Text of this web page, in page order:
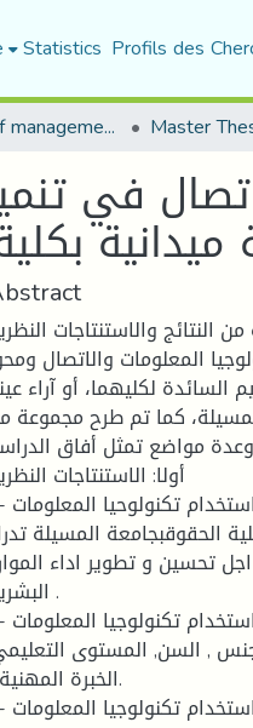
Statistics Profils des
Department of management sciences Master
في
والاستنتاجات
المعلومات والاتصال
السائدة لكليهما، أو آراء
كما تم طرح مجموعة
وعدة مواضع تمثل أفاق
أولا: الاستنتاجات
1- اظهرت
الحقوقبجامعة المسيلة
تحسين و تطوير اداء
2- اظهرت
, السن, المستوى
الخبرة
3- اظهرت